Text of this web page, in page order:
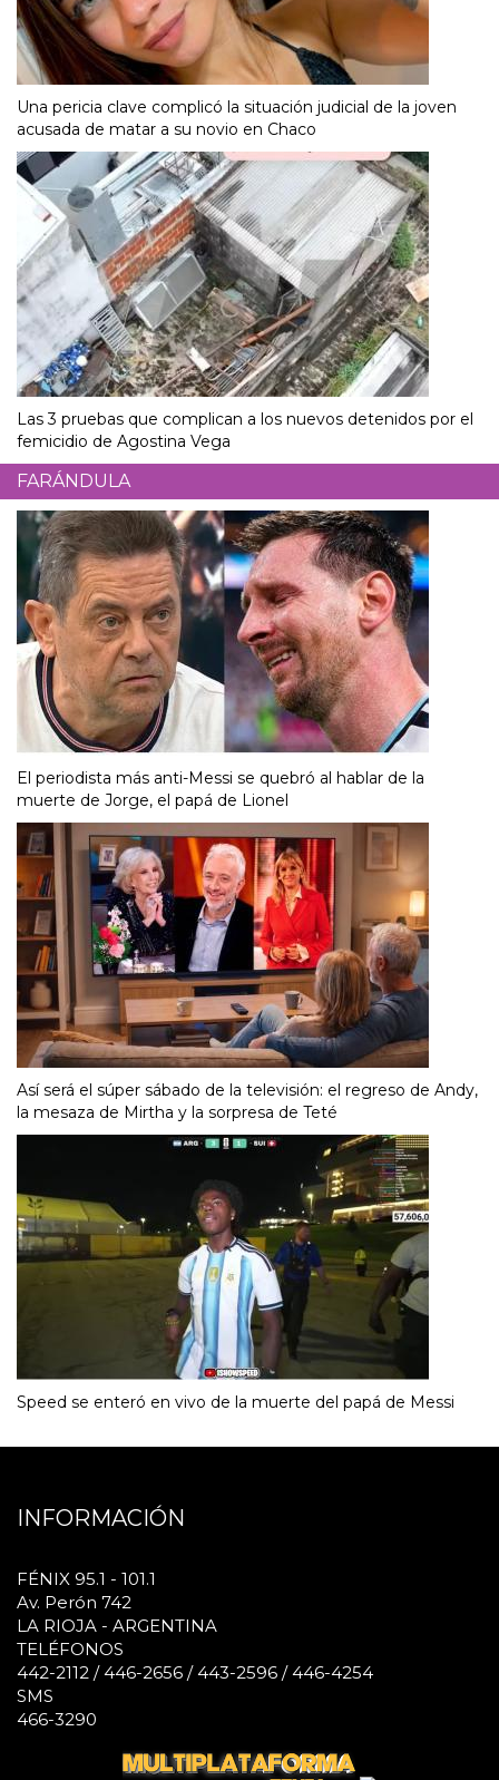
Una pericia clave complicó la situación judicial de la joven
acusada de matar a su novio en Chaco
Las 3 pruebas que complican a los nuevos detenidos por el
femicidio de Agostina Vega
FARÁNDULA
El periodista más anti-Messi se quebró al hablar de la
muerte de Jorge, el papá de Lionel
Así será el súper sábado de la televisión: el regreso de Andy,
la mesaza de Mirtha y la sorpresa de Teté
Speed se enteró en vivo de la muerte del papá de Messi
INFORMACIÓN
FÉNIX 95.1 - 101.1
Av. Perón 742
LA RIOJA - ARGENTINA
TELÉFONOS
442-2112 / 446-2656 / 443-2596 / 446-4254
SMS
466-3290